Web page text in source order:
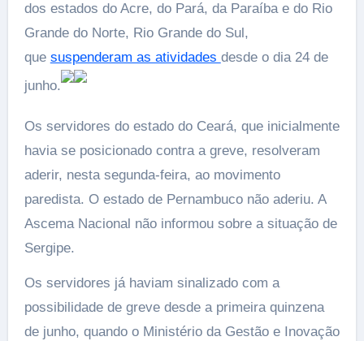
dos estados do Acre, do Pará, da Paraíba e do Rio
Grande do Norte, Rio Grande do Sul,
que suspenderam as atividades desde o dia 24 de
junho.
Os servidores do estado do Ceará, que inicialmente
havia se posicionado contra a greve, resolveram
aderir, nesta segunda-feira, ao movimento
paredista. O estado de Pernambuco não aderiu. A
Ascema Nacional não informou sobre a situação de
Sergipe.
Os servidores já haviam sinalizado com a
possibilidade de greve desde a primeira quinzena
de junho, quando o Ministério da Gestão e Inovação